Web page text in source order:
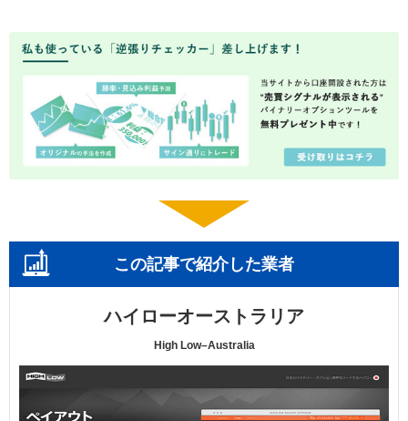
この記事で紹介した業者
ハイローオーストラリア
High Low–Australia